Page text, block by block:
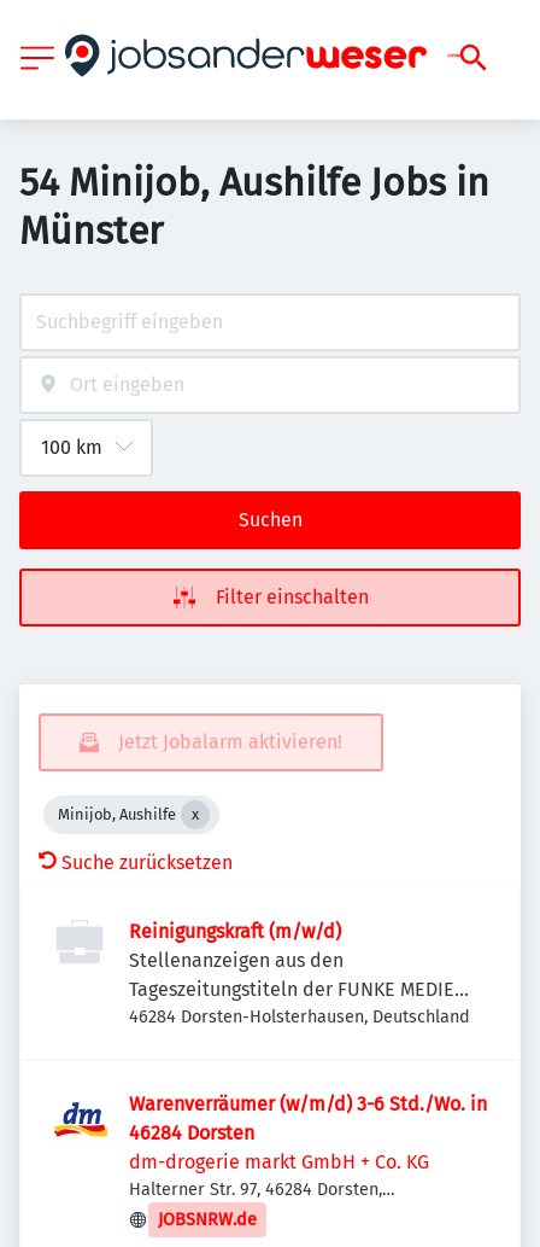
54 Minijob, Aushilfe Jobs in
Münster
Suchen
Filter einschalten
Jetzt Jobalarm aktivieren!
Minijob, Aushilfe
Suche zurücksetzen
Reinigungskraft (m/w/d)
Stellenanzeigen aus den
Tageszeitungstiteln der FUNKE MEDIEN
NRW
46284 Dorsten-Holsterhausen, Deutschland
Warenverräumer (w/m/d) 3-6 Std./Wo. in
46284 Dorsten
dm-drogerie markt GmbH + Co. KG
Halterner Str. 97, 46284 Dorsten,
Deutschland
JOBSNRW.de